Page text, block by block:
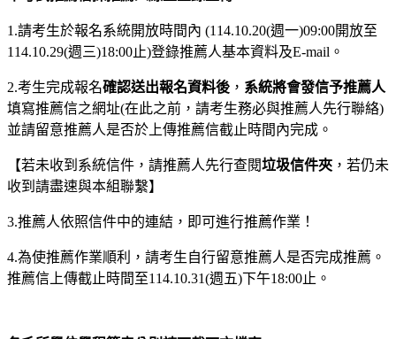
1.請考生於報名系統開放時間內 (114.10.20(週一)09:00開放至
114.10.29(週三)18:00止)登錄推薦人基本資料及E-mail。
2.考生完成報名確認送出報名資料後 ， 系統將會發信予推薦人
填寫推薦信之網址(在此之前，請考生務必與推薦人先行聯絡)
並請留意推薦人是否於上傳推薦信截止時間內完成。
【若未收到系統信件，請推薦人先行查閱垃圾信件夾 ，若仍未
收到請盡速與本組聯繫】
3.推薦人依照信件中的連結，即可進行推薦作業！
4.為使推薦作業順利，請考生自行留意推薦人是否完成推薦。
推薦信上傳截止時間至114.10.31(週五)下午18:00止。